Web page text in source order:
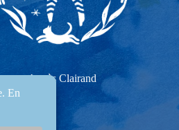
Agnès Clairand